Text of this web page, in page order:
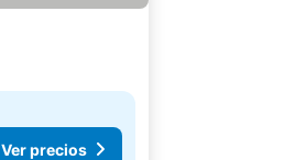
Ver precios